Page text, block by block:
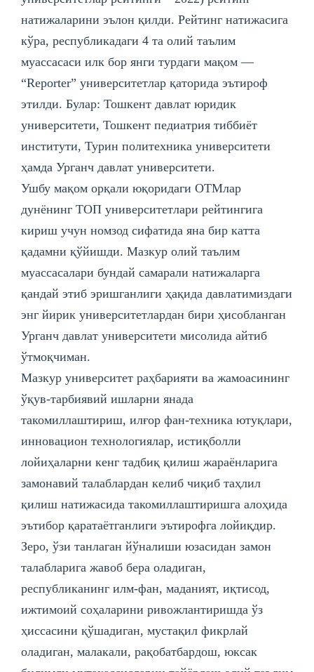
натижаларини эълон қилди. Рейтинг натижасига
кўра, республикадаги 4 та олий таълим
муассасаcи илк бор янги турдаги мақом —
“Reportеr” университетлар қаторида эътироф
этилди. Булар: Тошкент давлат юридик
университети, Тошкент педиатрия тиббиёт
институти, Турин политехника университети
ҳамда Урганч давлат университети.
Ушбу мақом орқали юқоридаги ОТМлар
дунёнинг ТОП университетлари рейтингига
кириш учун номзод сифатида яна бир катта
қадамни қўйишди. Мазкур олий таълим
муассасалари бундай самарали натижаларга
қандай этиб эришганлиги ҳақида давлатимиздаги
энг йирик университетлардан бири ҳисобланган
Урганч давлат университети мисолида айтиб
ўтмоқчиман.
Мазкур университет раҳбарияти ва жамоасининг
ўқув-тарбиявий ишларни янада
такомиллаштириш, илғор фан-техника ютуқлари,
инновацион технологиялар, истиқболли
лойиҳаларни кенг тадбиқ қилиш жараёнларига
замонавий талаблардан келиб чиқиб таҳлил
қилиш натижасида такомиллаштиришга алоҳида
эътибор қаратаётганлиги эътирофга лойиқдир.
Зеро, ўзи танлаган йўналиши юзасидан замон
талабларига жавоб бера оладиган,
республиканинг илм-фан, маданият, иқтисод,
ижтимоий соҳаларини ривожлантиришда ўз
ҳиссасини қўшадиган, мустақил фикрлай
оладиган, малакали, рақобатбардош, юксак